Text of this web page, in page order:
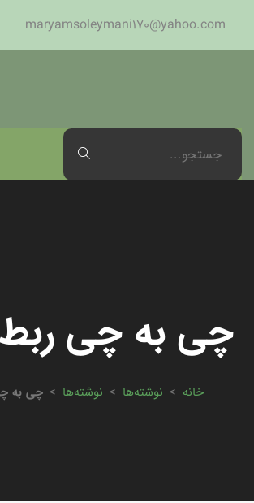
maryamsoleymani170@yahoo.com
چی به چی ربط
خانه > نوشته‌ها > نوشته‌ها > چی به